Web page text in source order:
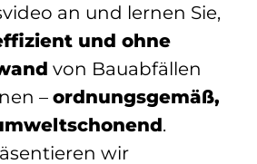
an und lernen Sie,
und ohne
von Bauabfällen
– ordnungsgemäß,
.
wir